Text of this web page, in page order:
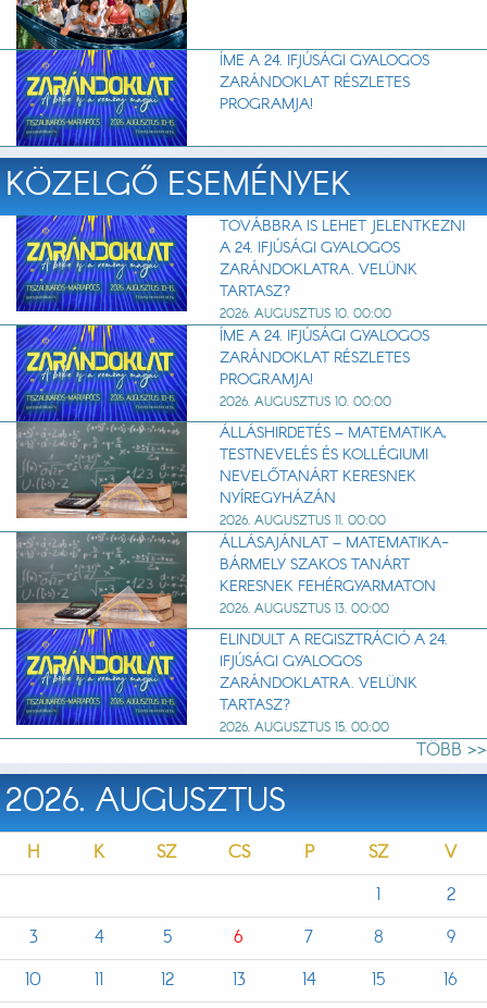
ÍME A 24. IFJÚSÁGI GYALOGOS
ZARÁNDOKLAT RÉSZLETES
PROGRAMJA!
KÖZELGŐ ESEMÉNYEK
TOVÁBBRA IS LEHET JELENTKEZNI
A 24. IFJÚSÁGI GYALOGOS
ZARÁNDOKLATRA. VELÜNK
TARTASZ?
2026. AUGUSZTUS 10. 00:00
ÍME A 24. IFJÚSÁGI GYALOGOS
ZARÁNDOKLAT RÉSZLETES
PROGRAMJA!
2026. AUGUSZTUS 10. 00:00
ÁLLÁSHIRDETÉS – MATEMATIKA,
TESTNEVELÉS ÉS KOLLÉGIUMI
NEVELŐTANÁRT KERESNEK
NYÍREGYHÁZÁN
2026. AUGUSZTUS 11. 00:00
ÁLLÁSAJÁNLAT – MATEMATIKA-
BÁRMELY SZAKOS TANÁRT
KERESNEK FEHÉRGYARMATON
2026. AUGUSZTUS 13. 00:00
ELINDULT A REGISZTRÁCIÓ A 24.
IFJÚSÁGI GYALOGOS
ZARÁNDOKLATRA. VELÜNK
TARTASZ?
2026. AUGUSZTUS 15. 00:00
TÖBB >>
2026. AUGUSZTUS
H K SZ CS P SZ
V
1
2
3
4 5 6 7 8
9
10
11 12 13 14 15
16